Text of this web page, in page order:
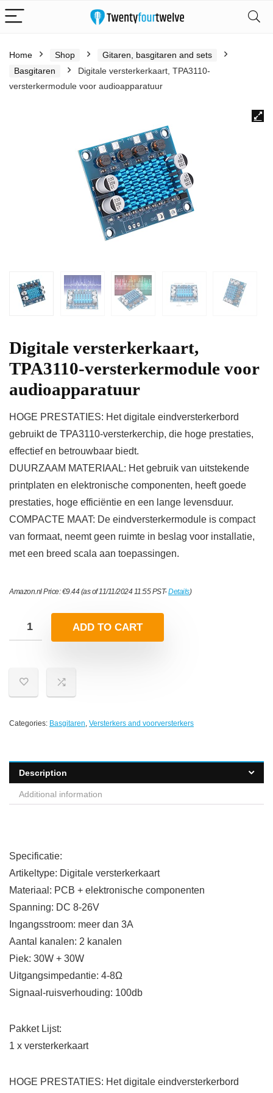
Home Shop
Gitaren, basgitaren and sets
Basgitaren
Digitale versterkerkaart, TPA3110-
versterkermodule voor audioapparatuur
Digitale versterkerkaart,
TPA3110-versterkermodule voor
audioapparatuur
HOGE PRESTATIES: Het digitale eindversterkerbord
gebruikt de TPA3110-versterkerchip, die hoge prestaties,
effectief en betrouwbaar biedt.
DUURZAAM MATERIAAL: Het gebruik van uitstekende
printplaten en elektronische componenten, heeft goede
prestaties, hoge efficiëntie en een lange levensduur.
COMPACTE MAAT: De eindversterkermodule is compact
van formaat, neemt geen ruimte in beslag voor installatie,
met een breed scala aan toepassingen.
Amazon.nl Price:€9.44(as of 11/11/2024 11:55 PST-Details)
ADD TO CART
Categories: Basgitaren, Versterkers and voorversterkers
Description
Additional information
Specificatie:
Artikeltype: Digitale versterkerkaart
Materiaal: PCB + elektronische componenten
Spanning: DC 8-26V
Ingangsstroom: meer dan 3A
Aantal kanalen: 2 kanalen
Piek: 30W + 30W
Uitgangsimpedantie: 4-8Ω
Signaal-ruisverhouding: 100db
Pakket Lijst:
1 x versterkerkaart
HOGE PRESTATIES: Het digitale eindversterkerbord